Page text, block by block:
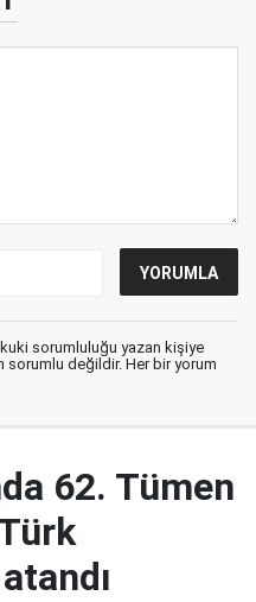
sorumluluğu yazan kişiye
sorumlu değildir. Her bir yorum
62. Tümen